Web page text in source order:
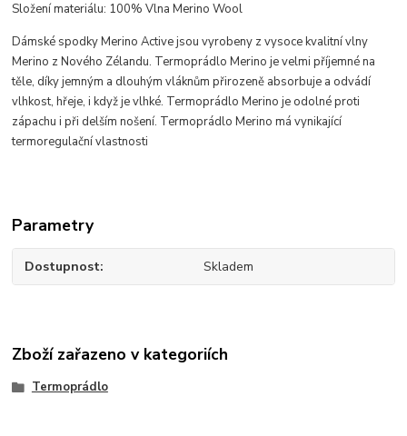
Složení materiálu: 100% Vlna Merino Wool
Dámské spodky Merino Active jsou vyrobeny z vysoce kvalitní vlny
Merino z Nového Zélandu. Termoprádlo Merino je velmi příjemné na
těle, díky jemným a dlouhým vláknům přirozeně absorbuje a odvádí
vlhkost, hřeje, i když je vlhké. Termoprádlo Merino je odolné proti
zápachu i při delším nošení. Termoprádlo Merino má vynikající
termoregulační vlastnosti
Parametry
Dostupnost Skladem
Zboží zařazeno v kategoriích
Termoprádlo